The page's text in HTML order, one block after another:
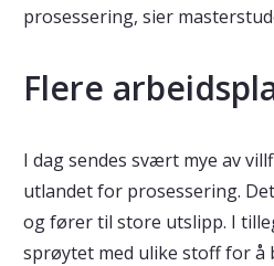
prosessering, sier
Flere
I dag sendes svært mye av
utlandet for prosessering.
og fører til store utslipp. I
sprøytet med ulike stoff for å